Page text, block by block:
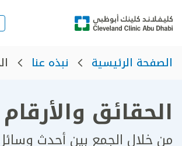
الصفحة الرئيسية نبذه عنا
الحقائق والأرقام
من خلال الجمع بين أحدث وسائل